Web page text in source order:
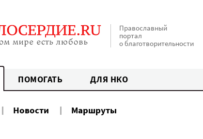
Православный
портал
о благотворительности
ПОМОГАТЬ ДЛЯ НКО
Новости Маршруты